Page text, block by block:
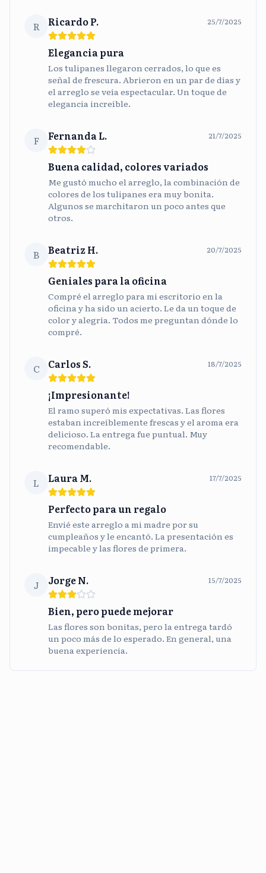
R Ricardo P. 25/7/2025
Elegancia pura
Los tulipanes llegaron cerrados, lo que es
señal de frescura. Abrieron en un par de días y
el arreglo se veía espectacular. Un toque de
elegancia increíble.
F Fernanda L. 21/7/2025
Buena calidad, colores variados
Me gustó mucho el arreglo, la combinación de
colores de los tulipanes era muy bonita.
Algunos se marchitaron un poco antes que
otros.
B Beatriz H. 20/7/2025
Geniales para la oficina
Compré el arreglo para mi escritorio en la
oficina y ha sido un acierto. Le da un toque de
color y alegría. Todos me preguntan dónde lo
compré.
C Carlos S. 18/7/2025
¡Impresionante!
El ramo superó mis expectativas. Las flores
estaban increíblemente frescas y el aroma era
delicioso. La entrega fue puntual. Muy
recomendable.
L Laura M. 17/7/2025
Perfecto para un regalo
Envié este arreglo a mi madre por su
cumpleaños y le encantó. La presentación es
impecable y las flores de primera.
J Jorge N. 15/7/2025
Bien, pero puede mejorar
Las flores son bonitas, pero la entrega tardó
un poco más de lo esperado. En general, una
buena experiencia.